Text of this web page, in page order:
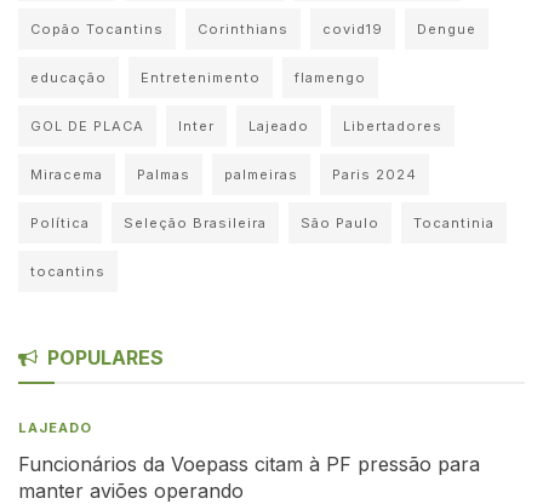
Copão Tocantins Corinthians covid19 Dengue
educação Entretenimento flamengo
GOL DE PLACA Inter Lajeado Libertadores
Miracema Palmas palmeiras Paris 2024
Política Seleção Brasileira São Paulo Tocantinia
tocantins
POPULARES
LAJEADO
Funcionários da Voepass citam à PF pressão para
manter aviões operando